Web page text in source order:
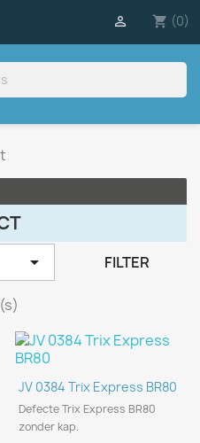
shopping_cart (0)

 FILTER
JV 0384 Trix Express BR80
Defecte Trix Express BR80
zonder kap.